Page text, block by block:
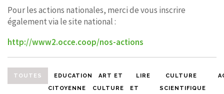
Pour les actions nationales, merci de vous inscrire
également via le site national :
http://www2.occe.coop/nos-actions
TOUTES
EDUCATION
CITOYENNE
ART ET
CULTURE
LIRE
ET
CULTURE
SCIENTIFIQUE